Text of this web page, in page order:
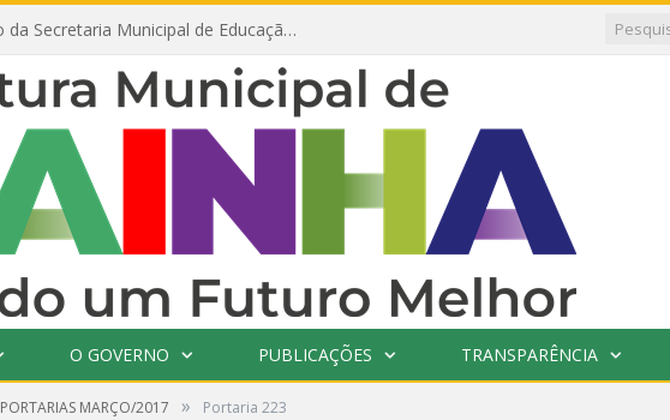
Prefeitura de Prainha, por meio da Secretaria Municipal de Educação, abre 354 vagas na área da Educação para 2025 com processo seletivo simplificado
O GOVERNO PUBLICAÇÕES TRANSPARÊNCIA
PORTARIAS MARÇO/2017 » Portaria 223